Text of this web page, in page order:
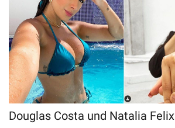
Douglas Costa und Natalia Felix